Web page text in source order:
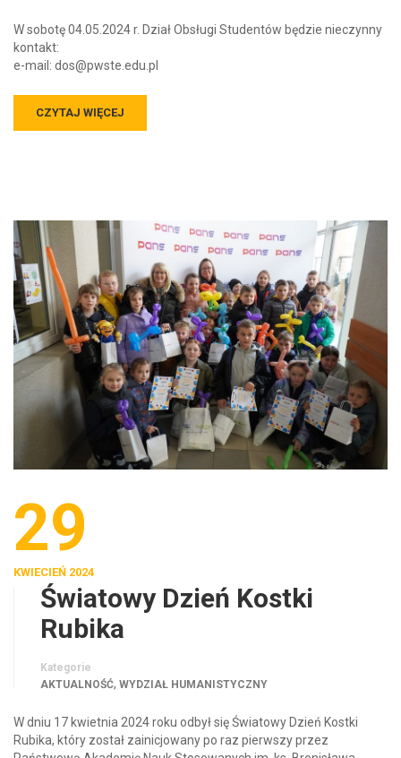
W sobotę 04.05.2024 r. Dział Obsługi Studentów będzie nieczynny
kontakt:
e-mail: dos@pwste.edu.pl
CZYTAJ WIĘCEJ
29
KWIECIEŃ 2024
Światowy Dzień Kostki
Rubika
Kategorie
AKTUALNOŚĆ, WYDZIAŁ HUMANISTYCZNY
W dniu 17 kwietnia 2024 roku odbył się Światowy Dzień Kostki
Rubika, który został zainicjowany po raz pierwszy przez